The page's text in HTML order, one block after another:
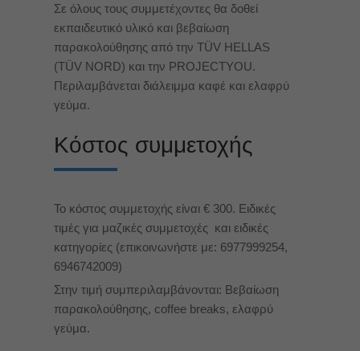
Σε όλους τους συμμετέχοντες θα δοθεί
εκπαιδευτικό υλικό και βεβαίωση
παρακολούθησης από την TÜV HELLAS
(TÜV NORD) και την PROJECTYOU.
Περιλαμβάνεται διάλειμμα καφέ και ελαφρύ
γεύμα.
Κόστος συμμετοχής
Το κόστος συμμετοχής είναι € 300. Eιδικές
τιμές για μαζικές συμμετοχές και ειδικές
κατηγορίες (επικοινωνήστε με: 6977999254,
6946742009)
Στην τιμή συμπεριλαμβάνονται: Βεβαίωση
παρακολούθησης, coffee breaks, ελαφρύ
γεύμα.